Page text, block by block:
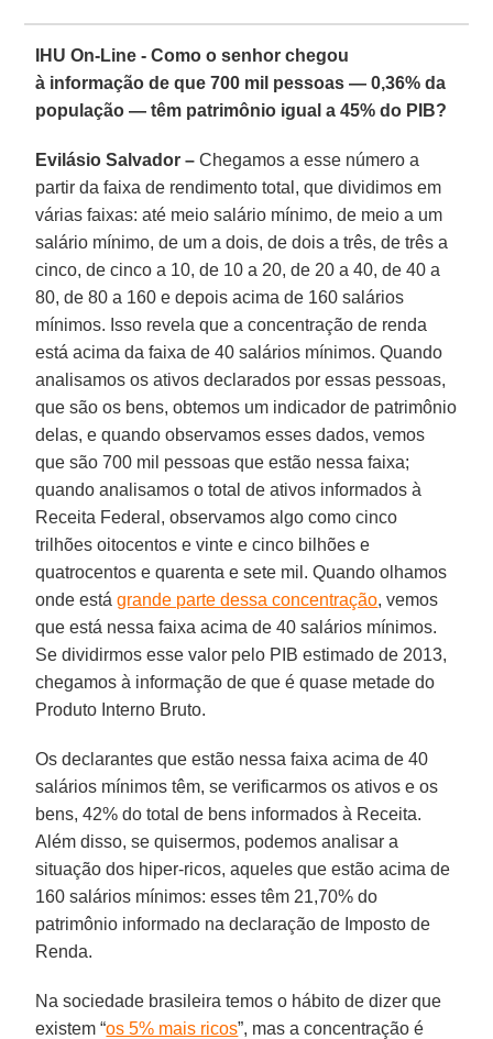
IHU On-Line - Como o senhor chegou
à informação de que 700 mil pessoas — 0,36% da
população — têm patrimônio igual a 45% do PIB?
Evilásio Salvador – Chegamos a esse número a
partir da faixa de rendimento total, que dividimos em
várias faixas: até meio salário mínimo, de meio a um
salário mínimo, de um a dois, de dois a três, de três a
cinco, de cinco a 10, de 10 a 20, de 20 a 40, de 40 a
80, de 80 a 160 e depois acima de 160 salários
mínimos. Isso revela que a concentração de renda
está acima da faixa de 40 salários mínimos. Quando
analisamos os ativos declarados por essas pessoas,
que são os bens, obtemos um indicador de patrimônio
delas, e quando observamos esses dados, vemos
que são 700 mil pessoas que estão nessa faixa;
quando analisamos o total de ativos informados à
Receita Federal, observamos algo como cinco
trilhões oitocentos e vinte e cinco bilhões e
quatrocentos e quarenta e sete mil. Quando olhamos
onde estágrande parte dessa concentração, vemos
que está nessa faixa acima de 40 salários mínimos.
Se dividirmos esse valor pelo PIB estimado de 2013,
chegamos à informação de que é quase metade do
Produto Interno Bruto.
Os declarantes que estão nessa faixa acima de 40
salários mínimos têm, se verificarmos os ativos e os
bens, 42% do total de bens informados à Receita.
Além disso, se quisermos, podemos analisar a
situação dos hiper-ricos, aqueles que estão acima de
160 salários mínimos: esses têm 21,70% do
patrimônio informado na declaração de Imposto de
Renda.
Na sociedade brasileira temos o hábito de dizer que
existem “os 5% mais ricos”, mas a concentração é